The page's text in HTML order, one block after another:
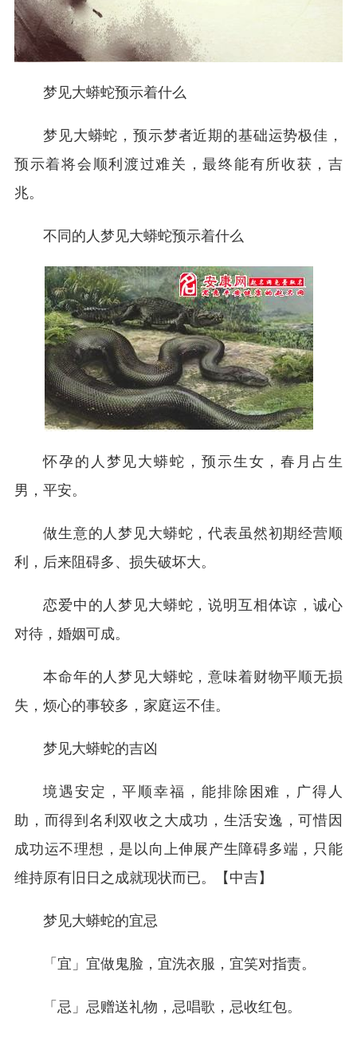
梦见大蟒蛇预示着什么
梦见大蟒蛇，预示梦者近期的基础运势极佳，
预示着将会顺利渡过难关，最终能有所收获，吉
兆。
不同的人梦见大蟒蛇预示着什么
怀孕的人梦见大蟒蛇，预示生女，春月占生
男，平安。
做生意的人梦见大蟒蛇，代表虽然初期经营顺
利，后来阻碍多、损失破坏大。
恋爱中的人梦见大蟒蛇，说明互相体谅，诚心
对待，婚姻可成。
本命年的人梦见大蟒蛇，意味着财物平顺无损
失，烦心的事较多，家庭运不佳。
梦见大蟒蛇的吉凶
境遇安定，平顺幸福，能排除困难，广得人
助，而得到名利双收之大成功，生活安逸，可惜因
成功运不理想，是以向上伸展产生障碍多端，只能
维持原有旧日之成就现状而已。【中吉】
梦见大蟒蛇的宜忌
「宜」宜做鬼脸，宜洗衣服，宜笑对指责。
「忌」忌赠送礼物，忌唱歌，忌收红包。